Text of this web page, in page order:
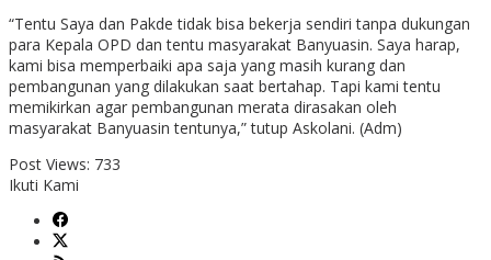
“Tentu Saya dan Pakde tidak bisa bekerja sendiri tanpa dukungan
para Kepala OPD dan tentu masyarakat Banyuasin. Saya harap,
kami bisa memperbaiki apa saja yang masih kurang dan
pembangunan yang dilakukan saat bertahap. Tapi kami tentu
memikirkan agar pembangunan merata dirasakan oleh
masyarakat Banyuasin tentunya,” tutup Askolani. (Adm)
Post Views: 733
Ikuti Kami